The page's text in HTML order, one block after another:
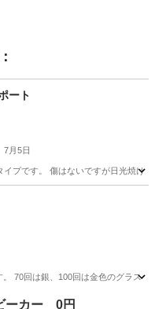
ート
7月5日
プです。 傷はないですが日光焼け
70回は銀、100回は金色のグラス
ーカー 0円